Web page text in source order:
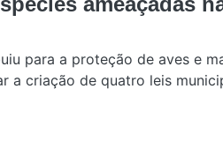
para a proteção de aves e
a criação de quatro leis